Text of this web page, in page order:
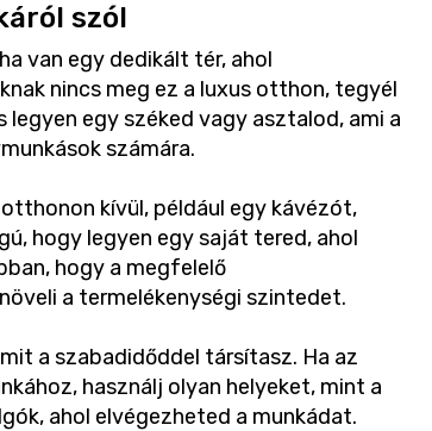
szól
van egy dedikált tér, ahol
nincs meg ez a luxus otthon, tegyél
legyen egy széked vagy asztalod, ami a
számára.
kívül, például egy kávézót,
hogy legyen egy saját tered, ahol
hogy a megfelelő
a termelékenységi szintedet.
a szabadidőddel társítasz. Ha az
használj olyan helyeket, mint a
ahol elvégezheted a munkádat.